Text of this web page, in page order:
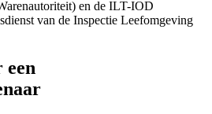
en de ILT-IOD
van de Inspectie Leefomgeving
een